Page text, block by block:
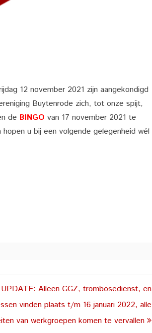
Bingo
12 november 2021 zijn aangekondigd
Buytenrode zich, tot onze spijt,
de BINGO van 17 november 2021 te
u bij een volgende gelegenheid wél
Alleen GGZ, trombosedienst, en
vinden plaats t/m 16 januari 2022, alle
van werkgroepen komen te vervallen